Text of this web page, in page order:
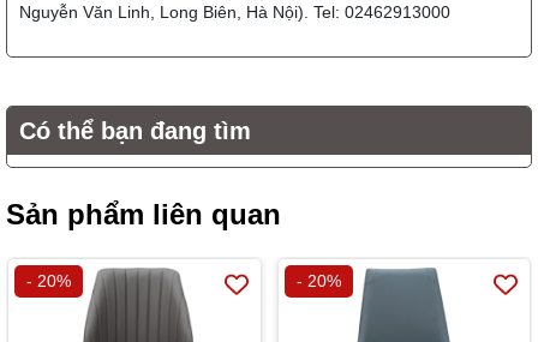
Nguyễn Văn Linh, Long Biên, Hà Nội). Tel: 02462913000
Có thể bạn đang tìm
Sản phẩm liên quan
- 20% - 20%